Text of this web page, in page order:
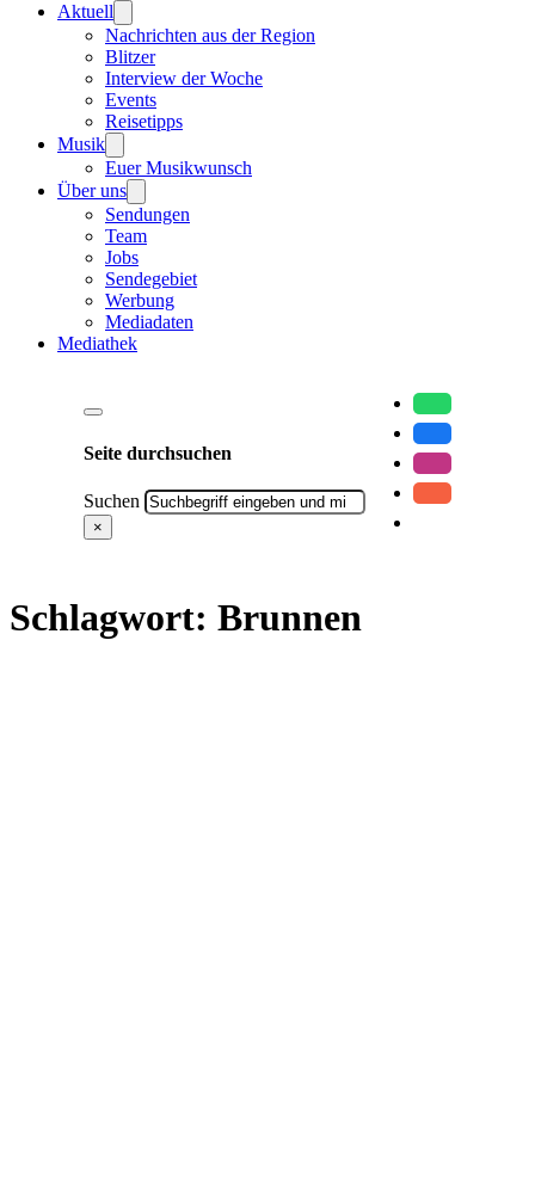
Aktuell
Nachrichten aus der Region
Blitzer
Interview der Woche
Events
Reisetipps
Musik
Euer Musikwunsch
Über uns
Sendungen
Team
Jobs
Sendegebiet
Werbung
Mediadaten
Mediathek
Seite durchsuchen
Suchen
×
Schlagwort: Brunnen